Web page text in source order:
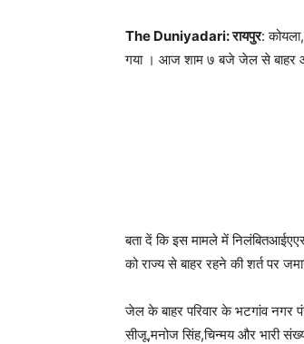
The Duniyadari: रायपुर:
गया । आज शाम ७ बजे जेल से बाहर आते
बता दें कि इस मामले में निलंबितआईएएस
को राज्य से बाहर रहने की शर्त पर
जेल के बाहर परिवार के भटगांव नगर
सीजू,मनोज सिंह,चिन्मय और भारी